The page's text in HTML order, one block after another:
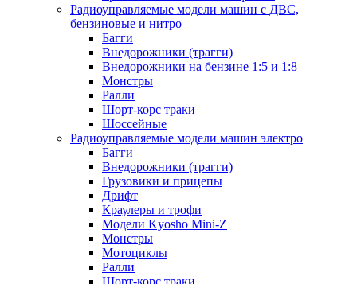
Радиоуправляемые модели машин с ДВС,
бензиновые и нитро
Багги
Внедорожники (трагги)
Внедорожники на бензине 1:5 и 1:8
Монстры
Ралли
Шорт-корс траки
Шоссейные
Радиоуправляемые модели машин электро
Багги
Внедорожники (трагги)
Грузовики и прицепы
Дрифт
Краулеры и трофи
Модели Kyosho Mini-Z
Монстры
Мотоциклы
Ралли
Шорт-корс траки